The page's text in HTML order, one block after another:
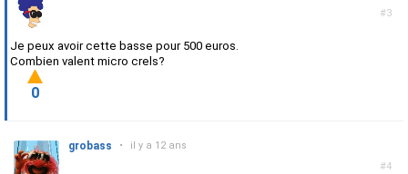
#3
Je peux avoir cette basse pour 500 euros.
Combien valent micro crels?
0
#4
grobass • il y a 12 ans